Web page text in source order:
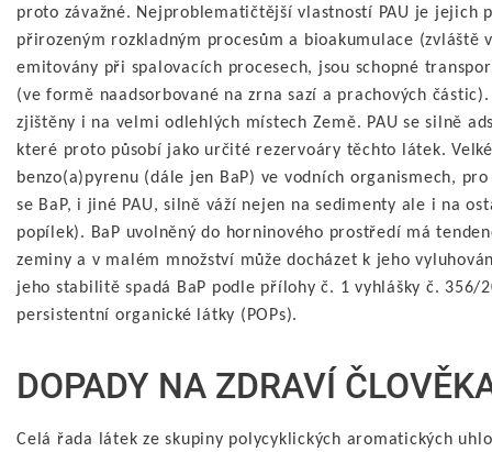
proto závažné. Nejproblematičtější vlastností PAU je jejich
přirozeným rozkladným procesům a bioakumulace (zvláště
emitovány při spalovacích procesech, jsou schopné
(ve formě naadsorbované na zrna sazí a prachových
zjištěny i na velmi odlehlých místech Země. PAU se silně
které proto působí jako určité rezervoáry těchto látek.
benzo(a)pyrenu (dále jen BaP) ve vodních organismech,
se BaP, i jiné PAU, silně váží nejen na sedimenty ale i na
popílek). BaP uvolněný do horninového prostředí má
zeminy a v malém množství může docházet k jeho
jeho stabilitě spadá BaP podle přílohy č. 1 vyhlášky č. 356/
persistentní organické látky (POPs).
DOPADY NA ZDRAVÍ
Celá řada látek ze skupiny polycyklických aromatických